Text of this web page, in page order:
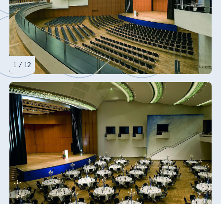
1 / 12